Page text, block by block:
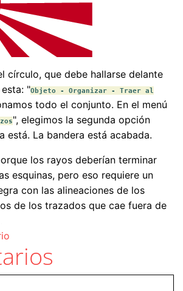
círculo, que debe hallarse delante
"Objeto - Organizar - Traer al
todo el conjunto. En el menú
", elegimos la segunda opción
está. La bandera está acabada.
los rayos deberían terminar
esquinas, pero eso requiere un
con las alineaciones de los
de los trazados que cae fuera de